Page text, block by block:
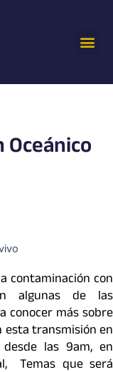
contaminación con
algunas de las
conocer más sobre
esta transmisión en
las 9am, en
Temas que será